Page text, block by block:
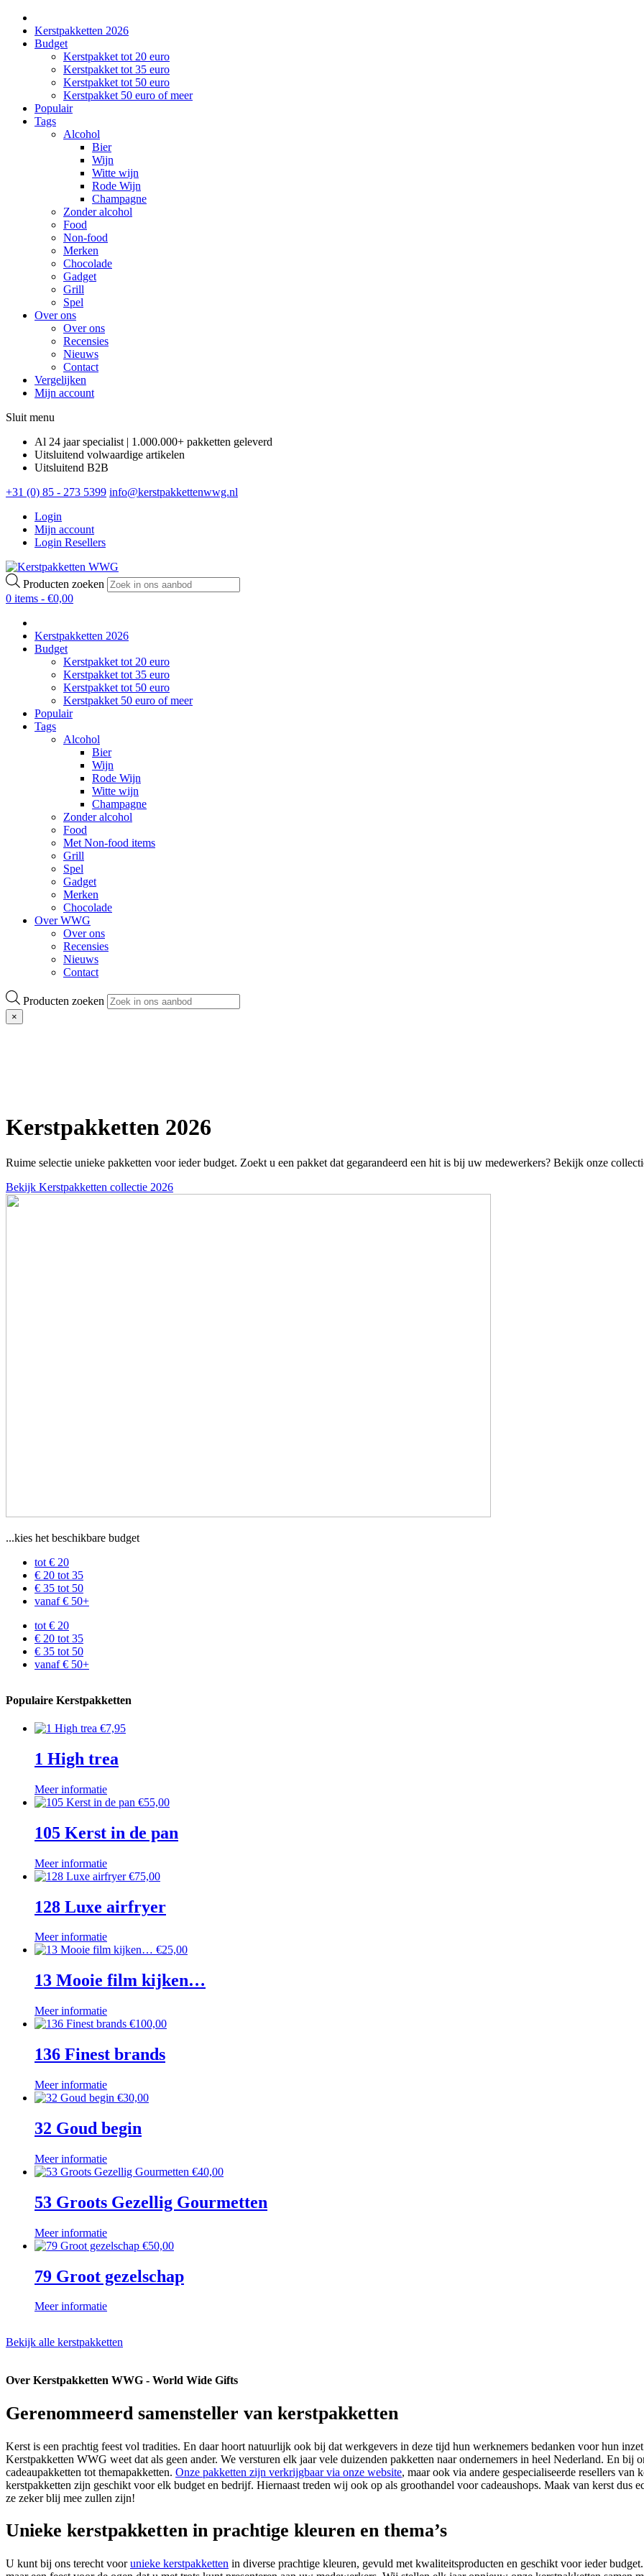
Kerstpakketten 2026
Budget
Kerstpakket tot 20 euro
Kerstpakket tot 35 euro
Kerstpakket tot 50 euro
Kerstpakket 50 euro of meer
Populair
Tags
Alcohol
Bier
Wijn
Witte wijn
Rode Wijn
Champagne
Zonder alcohol
Food
Non-food
Merken
Chocolade
Gadget
Grill
Spel
Over ons
Over ons
Recensies
Nieuws
Contact
Vergelijken
Mijn account
Sluit menu
Al 24 jaar specialist | 1.000.000+ pakketten geleverd
Uitsluitend volwaardige artikelen
Uitsluitend B2B
+31 (0) 85 - 273 5399 info@kerstpakkettenwwg.nl
Login
Mijn account
Login Resellers
Producten zoeken
0 items - €0,00
Kerstpakketten 2026
Budget
Kerstpakket tot 20 euro
Kerstpakket tot 35 euro
Kerstpakket tot 50 euro
Kerstpakket 50 euro of meer
Populair
Tags
Alcohol
Bier
Wijn
Rode Wijn
Witte wijn
Champagne
Zonder alcohol
Food
Met Non-food items
Grill
Spel
Gadget
Merken
Chocolade
Over WWG
Over ons
Recensies
Nieuws
Contact
Producten zoeken
×
Kerstpakketten 2026
Ruime selectie unieke pakketten voor ieder budget. Zoekt u een pakket dat gegarandeerd een hit is bij uw medewerkers? Bekijk onze
Bekijk Kerstpakketten collectie 2026
...kies het beschikbare budget
tot € 20
€ 20 tot 35
€ 35 tot 50
vanaf € 50+
tot € 20
€ 20 tot 35
€ 35 tot 50
vanaf € 50+
Populaire Kerstpakketten
€7,95
1 High trea
Meer informatie
€55,00
105 Kerst in de pan
Meer informatie
€75,00
128 Luxe airfryer
Meer informatie
€25,00
13 Mooie film kijken…
Meer informatie
€100,00
136 Finest brands
Meer informatie
€30,00
32 Goud begin
Meer informatie
€40,00
53 Groots Gezellig Gourmetten
Meer informatie
€50,00
79 Groot gezelschap
Meer informatie
Bekijk alle kerstpakketten
Over Kerstpakketten WWG - World Wide Gifts
Gerenommeerd samensteller van kerstpakketten
Kerst is een prachtig feest vol tradities. En daar hoort natuurlijk ook bij dat werkgevers in deze tijd hun werknemers bedanken voor hun
Kerstpakketten WWG weet dat als geen ander. We versturen elk jaar vele duizenden pakketten naar ondernemers in heel Nederland. En bij
cadeaupakketten tot themapakketten. Onze pakketten zijn verkrijgbaar via onze website, maar ook via andere gespecialiseerde resellers
kerstpakketten zijn geschikt voor elk budget en bedrijf. Hiernaast treden wij ook op als groothandel voor cadeaushops. Maak van kerst dus
ze zeker blij mee zullen zijn!
Unieke kerstpakketten in prachtige kleuren en thema’s
U kunt bij ons terecht voorunieke kerstpakketten in diverse prachtige kleuren, gevuld met kwaliteitsproducten en geschikt voor ieder